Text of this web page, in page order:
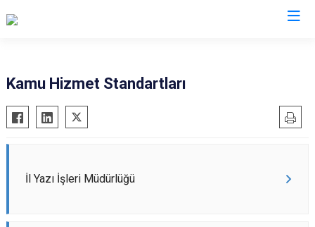
Kamu Hizmet Standartları
İl Yazı İşleri Müdürlüğü